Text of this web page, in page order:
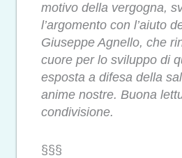
motivo della vergogna,
l’argomento con l’aiuto
Giuseppe Agnello, che
cuore per lo sviluppo di
esposta a difesa della
anime nostre. Buona
condivisione.
§§§